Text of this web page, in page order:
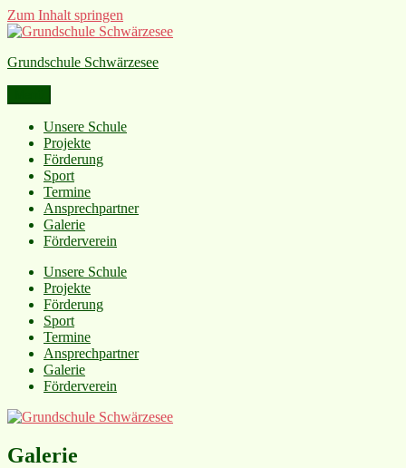
Zum Inhalt springen
Grundschule Schwärzesee
Unsere Schule
Projekte
Förderung
Sport
Termine
Ansprechpartner
Galerie
Förderverein
Unsere Schule
Projekte
Förderung
Sport
Termine
Ansprechpartner
Galerie
Förderverein
Galerie